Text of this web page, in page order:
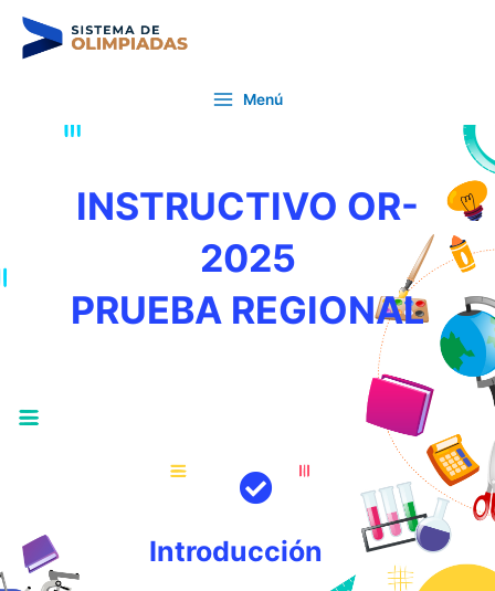
contenido
MainMenú
INSTRUCTIVO OR-
2025
PRUEBA REGIONAL
Introducción